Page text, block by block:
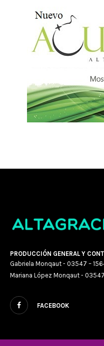
PRODUCCIÓN GENERAL Y
Gabriela Monqaut - 03547 –
Mariana López Monqaut -
FACEBOOK